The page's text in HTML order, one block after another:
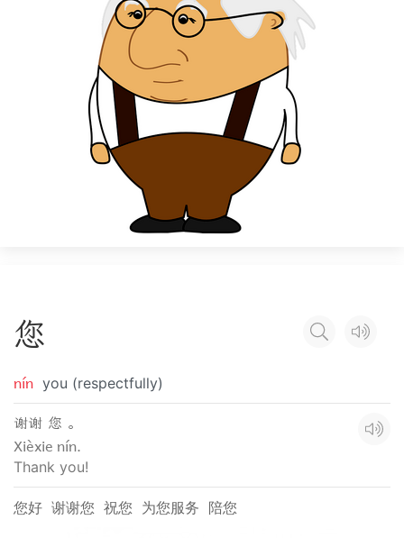
您
nín you (respectfully)
谢谢 您 。
Xièxie nín.
Thank you!
您好 谢谢您 祝您 为您服务 陪您